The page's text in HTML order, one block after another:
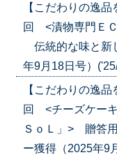
【こだわりの逸
回 <漬物専門Ｅ
伝統的な味と新
年9月18日号）
【こだわりの逸
回 <チーズケー
ＳｏＬ」> 贈答
ー獲得（2025年9